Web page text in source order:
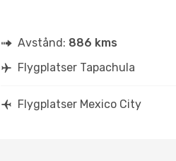
Avstånd: 886 kms
Flygplatser Tapachula
Flygplatser Mexico City